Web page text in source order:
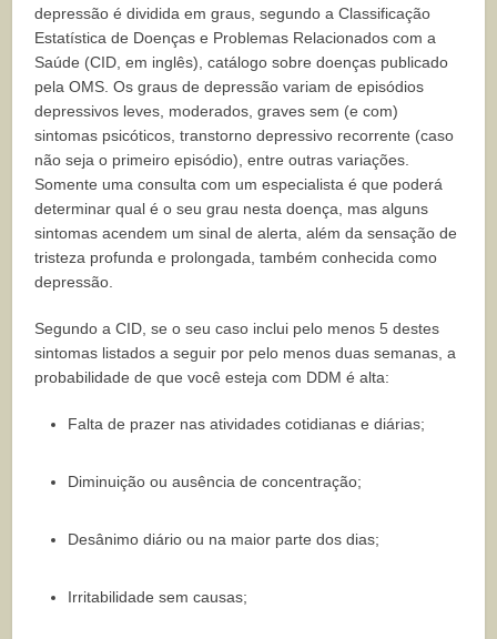
depressão é dividida em graus, segundo a Classificação
Estatística de Doenças e Problemas Relacionados com a
Saúde (CID, em inglês), catálogo sobre doenças publicado
pela OMS. Os graus de depressão variam de episódios
depressivos leves, moderados, graves sem (e com)
sintomas psicóticos, transtorno depressivo recorrente (caso
não seja o primeiro episódio), entre outras variações.
Somente uma consulta com um especialista é que poderá
determinar qual é o seu grau nesta doença, mas alguns
sintomas acendem um sinal de alerta, além da sensação de
tristeza profunda e prolongada, também conhecida como
depressão.
Segundo a CID, se o seu caso inclui pelo menos 5 destes
sintomas listados a seguir por pelo menos duas semanas, a
probabilidade de que você esteja com DDM é alta:
Falta de prazer nas atividades cotidianas e diárias;
Diminuição ou ausência de concentração;
Desânimo diário ou na maior parte dos dias;
Irritabilidade sem causas;